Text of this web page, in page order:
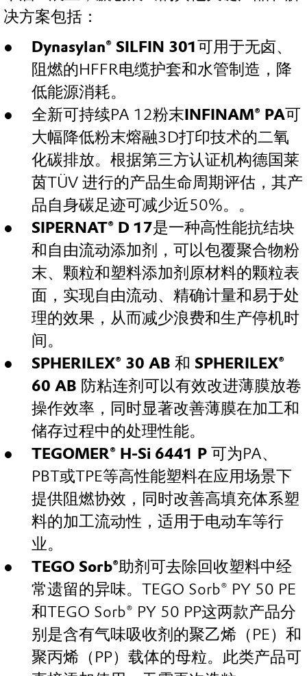
决方案包括：
Dynasylan® SILFIN 301可用于无卤、
阻燃的HFFR电缆护套和水管制造，降
低能源消耗。
全新可持续PA 12粉末INFINAM® PA可
大幅降低粉末熔融3D打印技术的二氧
化碳排放。根据第三方认证机构德国莱
茵TÜV 进行的产品生命周期评估，其产
品自身碳足迹可减少近50%。。
SIPERNAT® D 17是一种高性能抗结块
和自由流动添加剂，可以包覆聚合物粉
末、颗粒和塑料添加剂原材料的颗粒表
面，实现自由流动、精确计量和易于处
理的效果，从而减少浪费和生产停机时
间。
SPHERILEX® 30 AB 和 SPHERILEX®
60 AB 防粘连剂可以有效改进薄膜放卷
操作效率，同时显著改善薄膜在加工和
储存过程中的处理性能。
TEGOMER® H-Si 6441 P 可为PA、
PBT或TPE等高性能塑料在应用场景下
提供阻燃协效，同时改善高填充体系塑
料的加工流动性，适用于电动车等行
业。
TEGO Sorb®助剂可去除回收塑料中经
常遗留的异味。TEGO Sorb® PY 50 PE
和TEGO Sorb® PY 50 PP这两款产品分
别是含有气味吸收剂的聚乙烯（PE）和
聚丙烯（PP）载体的母粒。此类产品可